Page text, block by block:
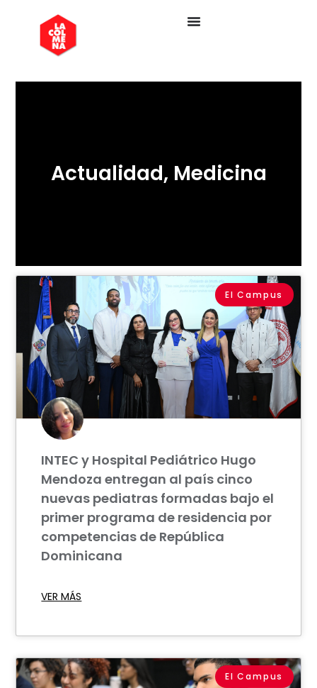
Actualidad, Medicina
El Campus
INTEC y Hospital Pediátrico Hugo
Mendoza entregan al país cinco
nuevas pediatras formadas bajo el
primer programa de residencia por
competencias de República
Dominicana
VER MÁS
El Campus